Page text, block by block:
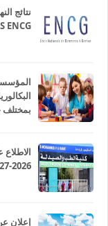
ENCG
بمختلف
2026-2027
إعلان